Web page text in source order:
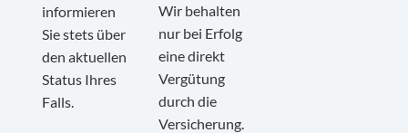
informieren
Sie stets über
den aktuellen
Status Ihres
Falls.
Wir behalten
nur bei Erfolg
eine direkt
Vergütung
durch die
Versicherung.